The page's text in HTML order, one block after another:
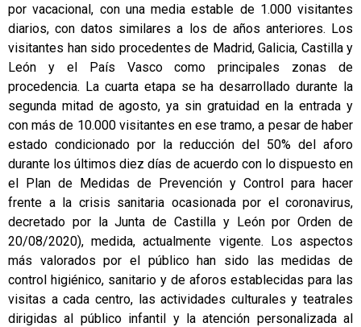
por vacacional, con una media estable de 1.000 visitantes
diarios, con datos similares a los de años anteriores. Los
visitantes han sido procedentes de Madrid, Galicia, Castilla y
León y el País Vasco como principales zonas de
procedencia. La cuarta etapa se ha desarrollado durante la
segunda mitad de agosto, ya sin gratuidad en la entrada y
con más de 10.000 visitantes en ese tramo, a pesar de haber
estado condicionado por la reducción del 50% del aforo
durante los últimos diez días de acuerdo con lo dispuesto en
el Plan de Medidas de Prevención y Control para hacer
frente a la crisis sanitaria ocasionada por el coronavirus,
decretado por la Junta de Castilla y León por Orden de
20/08/2020), medida, actualmente vigente. Los aspectos
más valorados por el público han sido las medidas de
control higiénico, sanitario y de aforos establecidas para las
visitas a cada centro, las actividades culturales y teatrales
dirigidas al público infantil y la atención personalizada al